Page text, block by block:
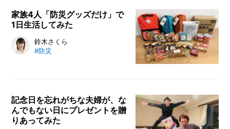
と侮るなかれ。甘さ控えめで腹持ち
抜群の五穀入りだから、パンやシリ
アル代わりの主食に大正解なんで
す。包丁も火も使わない乗せるだ
決します！
家族4人「防災グッズだけ」で
1日生活してみた
災害時を想定し、家族4人が防災グ
ッズだけで1日生活を実践。非常食
と見直すべきポイントも紹介。
鈴木さくら
#防災
記念日を忘れがちな夫婦が、な
んでもない日にプレゼントを贈
りあってみた